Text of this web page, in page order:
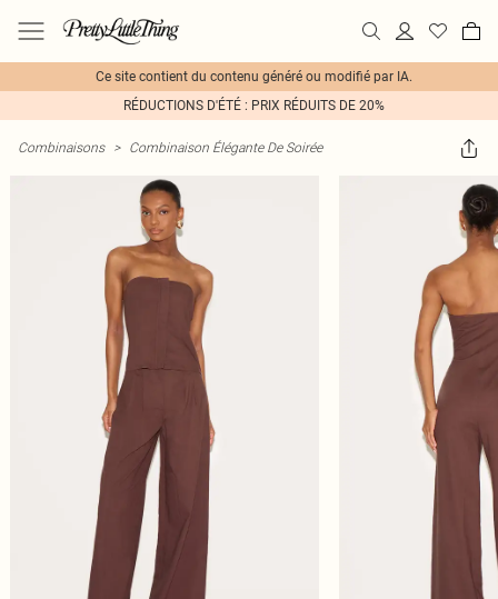
Ce site contient du contenu généré ou modifié par IA.
RÉDUCTIONS D'ÉTÉ : PRIX RÉDUITS DE 20%
Combinaisons > Combinaison Élégante De Soirée